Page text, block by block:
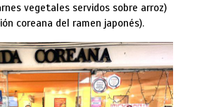
vegetales servidos sobre arroz)
coreana del ramen japonés).